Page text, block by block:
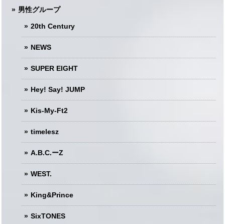
男性グループ
20th Century
NEWS
SUPER EIGHT
Hey! Say! JUMP
Kis-My-Ft2
timelesz
A.B.C.ーZ
WEST.
King&Prince
SixTONES